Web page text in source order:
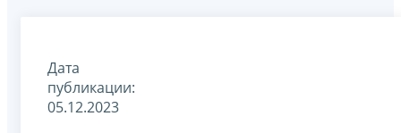
Дата
публикации:
05.12.2023